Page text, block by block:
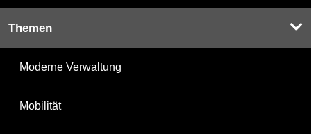
Themen
Moderne Verwaltung
Mobilität